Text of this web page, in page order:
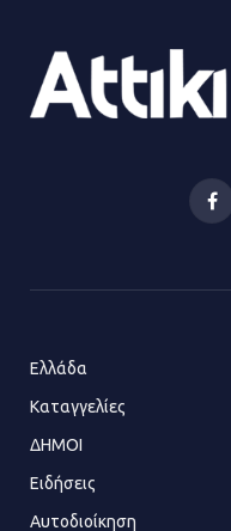
23.07.2026
Πώς
Τέλος
Ελλάδα
Καταγγελίες
ΔΗΜΟΙ
Ειδήσεις
Αυτοδιοίκηση